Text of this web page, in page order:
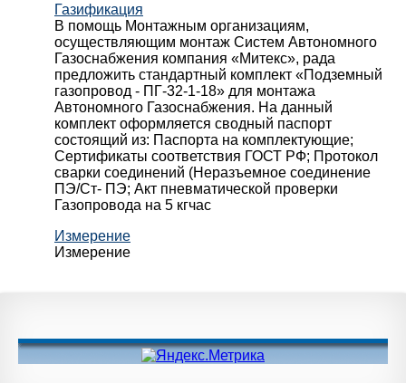
Газификация
В помощь Монтажным организациям,
осуществляющим монтаж Систем Автономного
Газоснабжения компания «Митекс», рада
предложить стандартный комплект «Подземный
газопровод - ПГ-32-1-18» для монтажа
Автономного Газоснабжения. На данный
комплект оформляется сводный паспорт
состоящий из: Паспорта на комплектующие;
Сертификаты соответствия ГОСТ РФ; Протокол
сварки соединений (Неразъемное соединение
ПЭ/Ст- ПЭ; Акт пневматической проверки
Газопровода на 5 кгчас
Измерение
Измерение